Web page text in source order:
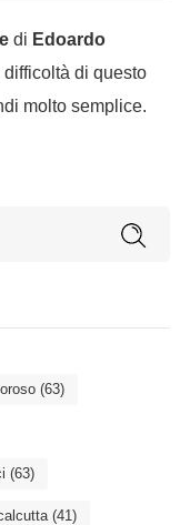
di Edoardo
di questo
molto semplice.
(63)
(63)
(41)